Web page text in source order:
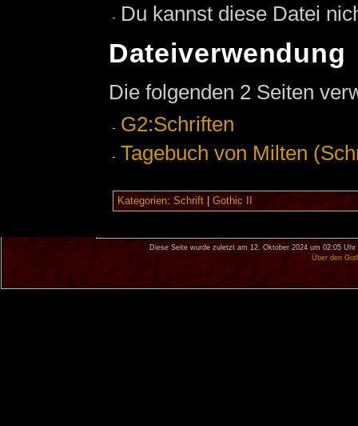
Du kannst diese Datei
Dateiverwendung
Die folgenden 2 Seiten
G2:Schriften
Tagebuch von Milten
Kategorien: Schrift| Gothic II
Diese Seite wurde zuletzt am 12. Oktober 2024 um 02:05 Uhr
Über den